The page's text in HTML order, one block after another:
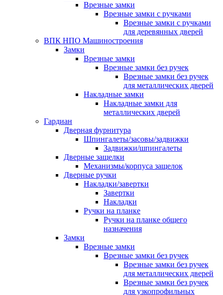
Врезные замки
Врезные замки с ручками
Врезные замки с ручками
для деревянных дверей
ВПК НПО Машиностроения
Замки
Врезные замки
Врезные замки без ручек
Врезные замки без ручек
для металлических дверей
Накладные замки
Накладные замки для
металлических дверей
Гардиан
Дверная фурнитура
Шпингалеты/засовы/задвижки
Задвижки/шпингалеты
Дверные защелки
Механизмы/корпуса защелок
Дверные ручки
Накладки/завертки
Завертки
Накладки
Ручки на планке
Ручки на планке общего
назначения
Замки
Врезные замки
Врезные замки без ручек
Врезные замки без ручек
для металлических дверей
Врезные замки без ручек
для узкопрофильных